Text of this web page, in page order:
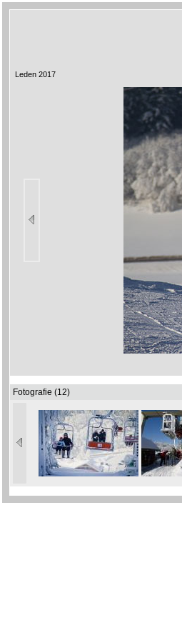
Leden 2017
Fotografie (12)